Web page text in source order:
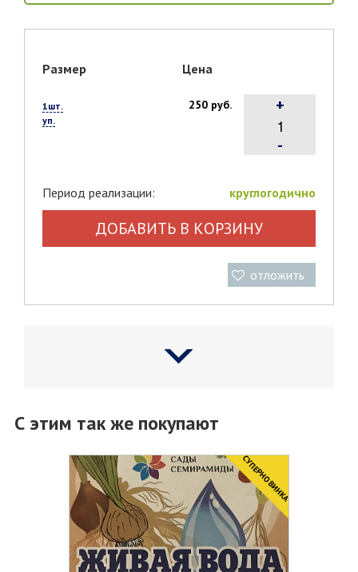
Размер Цена
1шт.
уп.
250 руб.
-
+
Период реализации: круглогодично
ДОБАВИТЬ В КОРЗИНУ
отложить
С этим так же покупают
CУПЕРНОВИНКА